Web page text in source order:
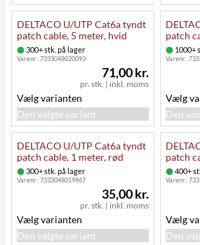
DELTACO U/UTP Cat6a tyndt
patch cable, 5 meter, hvid
300+ stk. på lager
Varenr.:7333048020093
pr. stk. | inkl. moms
71,00 kr.
Vælg varianten
Den valgte variant
patch
1000+
Varenr.:
Vælg
Den
DELTACO U/UTP Cat6a tyndt
patch cable, 1 meter, rød
300+ stk. på lager
Varenr.:7333048019967
pr. stk. | inkl. moms
35,00 kr.
Vælg varianten
Den valgte variant
patch
400+
Varenr.:
Vælg
Den